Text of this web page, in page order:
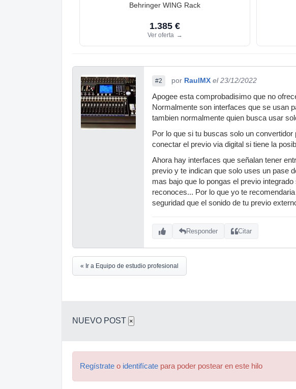
Behringer WING Rack
1.385 €
Ver oferta →
#2 por RaulMX el 23/12/2022
Apogee esta comprobadisimo que no
Normalmente son interfaces que se usan
tambien normalmente quien busca usar
Por lo que si tu buscas solo un
conectar el previo via digital si tiene la
Ahora hay interfaces que señalan tener
previo y te indican que solo uses un pase
mas bajo que lo pongas el previo
reconoces... Por lo que yo te
seguridad que el sonido de tu previo
Responder Citar
« Ir a Equipo de estudio profesional
NUEVO POST ×
Regístrate o identifícate para poder postear en este hilo